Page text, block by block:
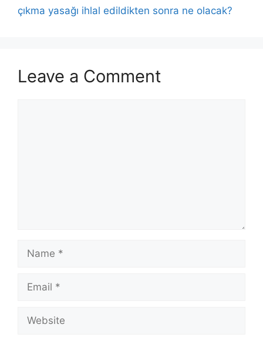
çıkma yasağı ihlal edildikten sonra ne olacak?
Leave a Comment
Name
Email
Website